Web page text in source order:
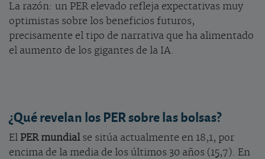
La razón: un PER elevado refleja expectativas muy
optimistas sobre los beneficios futuros,
precisamente el tipo de narrativa que ha alimentado
el aumento de los gigantes de la IA.
¿Qué revelan los PER sobre las bolsas?
El PER mundial se sitúa actualmente en 18,1, por
encima de la media de los últimos 30 años (15,7). En